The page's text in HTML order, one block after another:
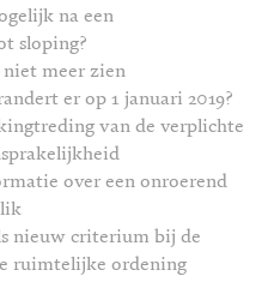
na een
sloping?
niet meer zien
er op 1 januari 2019?
van de verplichte
over een onroerend
nieuw criterium bij de
ruimtelijke ordening